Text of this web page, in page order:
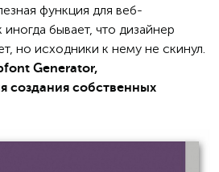
функция для веб-
иногда бывает, что дизайнер
но исходники к нему не скинул.
Generator,
создания собственных